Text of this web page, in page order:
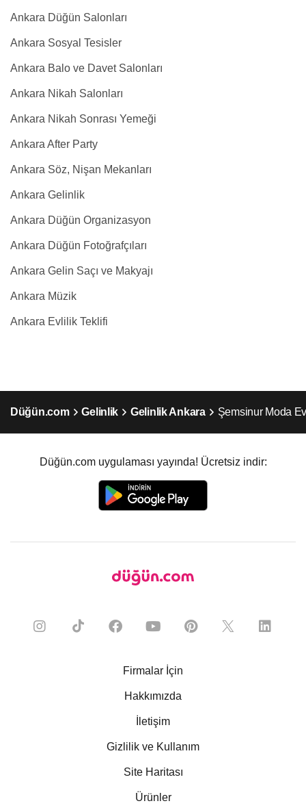
Ankara Düğün Salonları
Ankara Sosyal Tesisler
Ankara Balo ve Davet Salonları
Ankara Nikah Salonları
Ankara Nikah Sonrası Yemeği
Ankara After Party
Ankara Söz, Nişan Mekanları
Ankara Gelinlik
Ankara Düğün Organizasyon
Ankara Düğün Fotoğrafçıları
Ankara Gelin Saçı ve Makyajı
Ankara Müzik
Ankara Evlilik Teklifi
Düğün.com Gelinlik Gelinlik Ankara Şemsinur Moda
Düğün.com uygulaması yayında! Ücretsiz indir:
Firmalar İçin
Hakkımızda
İletişim
Gizlilik ve Kullanım
Site Haritası
Ürünler